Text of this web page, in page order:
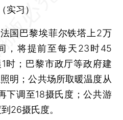
实习）
巴黎埃菲尔铁塔上2万
，将提前至每天23时45
时；巴黎市政厅等政府建
明；公共场所取暖温度从
下调至18摄氏度；公共游
26摄氏度。